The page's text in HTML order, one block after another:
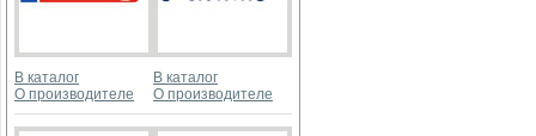
В каталог
О производителе
В каталог
О производителе